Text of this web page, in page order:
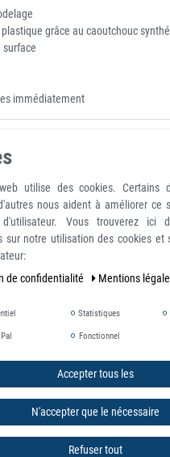
grâce au caoutchouc
surface
immédiatement
rainure transversale et offrent
Les rainures longitudinales et
garantir une installation facile
amuserez avec les douces
accrue. Serrage sécurisé
sûr et antidérapant sur l'étau.
remplacées et peuvent donc
sur une plaque polie en acier
là où ils sont clairement visibles.
utilise des cookies. Certains
nous aident à améliorer ce
d'utilisateur. Vous trouverez ici
sur notre utilisation des cookies et
de confidentialité
Mentions
Statistiques
Fonctionnel
Accepter tous les
N'accepter que le nécessaire
Refuser tout